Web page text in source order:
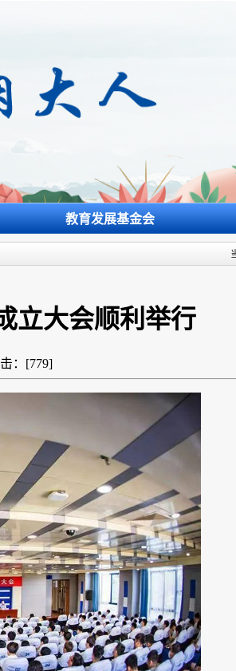
教育发展基金会
立大会顺利举行
：[779]